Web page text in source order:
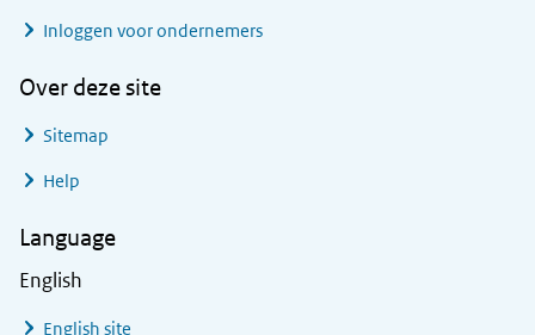
Inloggen voor ondernemers
Over deze site
Sitemap
Help
Language
English
English site